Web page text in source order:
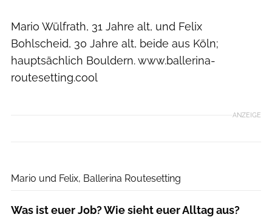
Mario Wülfrath, 31 Jahre alt, und Felix
Bohlscheid, 30 Jahre alt, beide aus Köln;
hauptsächlich Bouldern. www.ballerina-
routesetting.cool
ANZEIGE
Mario und Felix, Ballerina Routesetting
Was ist euer Job? Wie sieht euer Alltag aus?